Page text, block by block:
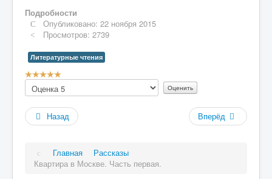
Подробности
Опубликовано: 22 ноября 2015
Просмотров: 2739
Литературные чтения
Рейтинг:
/
Пожалуйста,
оцените
Назад
Вперёд
Главная
Рассказы
Квартира в Москве. Часть первая.